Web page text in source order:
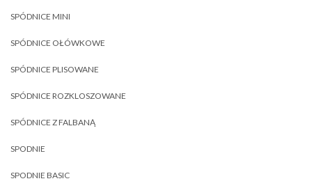
SPÓDNICE MINI
SPÓDNICE OŁÓWKOWE
SPÓDNICE PLISOWANE
SPÓDNICE ROZKLOSZOWANE
SPÓDNICE Z FALBANĄ
SPODNIE
SPODNIE BASIC